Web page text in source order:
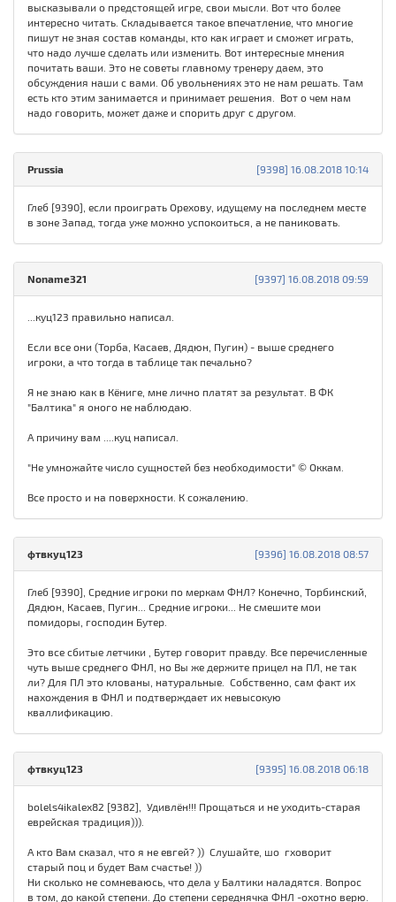
высказывали о предстоящей игре, свои мысли. Вот что более
интересно читать. Складывается такое впечатление, что многие
пишут не зная состав команды, кто как играет и сможет играть,
что надо лучше сделать или изменить. Вот интересные мнения
почитать ваши. Это не советы главному тренеру даем, это
обсуждения наши с вами. Об увольнениях это не нам решать. Там
есть кто этим занимается и принимает решения. Вот о чем нам
надо говорить, может даже и спорить друг с другом.
[9398] 16.08.2018 10:14
Prussia
Глеб [9390], если проиграть Орехову, идущему на последнем месте
в зоне Запад, тогда уже можно успокоиться, а не паниковать.
[9397] 16.08.2018 09:59
Noname321
...куц123 правильно написал.
Если все они (Торба, Касаев, Дядюн, Пугин) - выше среднего
игроки, а что тогда в таблице так печально?
Я не знаю как в Кёниге, мне лично платят за результат. В ФК
"Балтика" я оного не наблюдаю.
А причину вам ....куц написал.
"Не умножайте число сущностей без необходимости" © Оккам.
Все просто и на поверхности. К сожалению.
[9396] 16.08.2018 08:57
фтвкуц123
Глеб [9390], Средние игроки по меркам ФНЛ? Конечно, Торбинский,
Дядюн, Касаев, Пугин... Средние игроки... Не смешите мои
помидоры, господин Бутер.
Это все сбитые летчики , Бутер говорит правду. Все перечисленные
чуть выше среднего ФНЛ, но Вы же держите прицел на ПЛ, не так
ли? Для ПЛ это клованы, натуральные. Собственно, сам факт их
нахождения в ФНЛ и подтверждает их невысокую
кваллификацию.
[9395] 16.08.2018 06:18
фтвкуц123
bolels4ikalex82 [9382], Удивлён!!! Прощаться и не уходить-старая
еврейская традиция))).
А кто Вам сказал, что я не евгей? )) Слушайте, шо гховорит
старый поц и будет Вам счастье! ))
Ни сколько не сомневаюсь, что дела у Балтики наладятся. Вопрос
в том, до какой степени. До степени середнячка ФНЛ -охотно верю.